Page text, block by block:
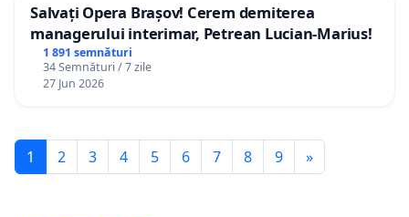
Salvați Opera Brașov! Cerem demiterea
managerului interimar, Petrean Lucian-Marius!
1 891 semnături
34 Semnături / 7 zile
27 Jun 2026
1 2 3 4 5 6 7 8 9 »